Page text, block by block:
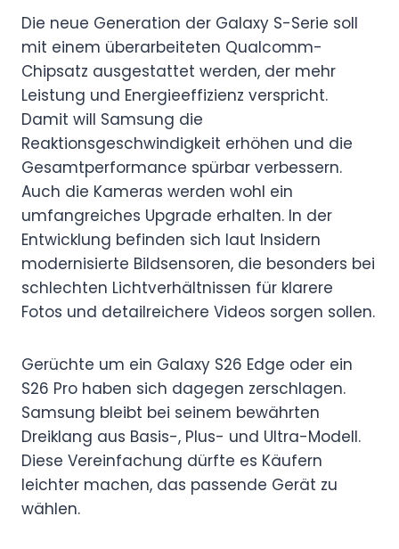
Die neue Generation der Galaxy S-Serie soll
mit einem überarbeiteten Qualcomm-
Chipsatz ausgestattet werden, der mehr
Leistung und Energieeffizienz verspricht.
Damit will Samsung die
Reaktionsgeschwindigkeit erhöhen und die
Gesamtperformance spürbar verbessern.
Auch die Kameras werden wohl ein
umfangreiches Upgrade erhalten. In der
Entwicklung befinden sich laut Insidern
modernisierte Bildsensoren, die besonders bei
schlechten Lichtverhältnissen für klarere
Fotos und detailreichere Videos sorgen sollen.
Gerüchte um ein Galaxy S26 Edge oder ein
S26 Pro haben sich dagegen zerschlagen.
Samsung bleibt bei seinem bewährten
Dreiklang aus Basis-, Plus- und Ultra-Modell.
Diese Vereinfachung dürfte es Käufern
leichter machen, das passende Gerät zu
wählen.